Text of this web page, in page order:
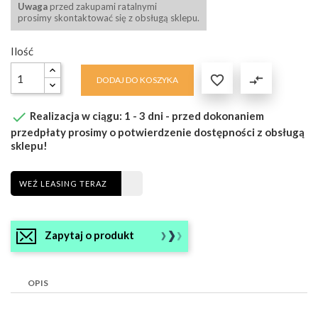
Uwaga przed zakupami ratalnymi
prosimy skontaktować się z obsługą sklepu.
Ilość
DODAJ DO KOSZYKA  compare_arrows
 Realizacja w ciągu: 1 - 3 dni - przed dokonaniem
przedpłaty prosimy o potwierdzenie dostępności z obsługą
sklepu!
WEŹ LEASING TERAZ
Zapytaj o produkt
OPIS